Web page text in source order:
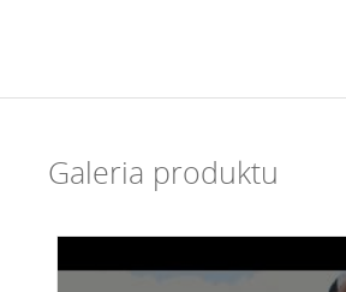
Galeria produktu